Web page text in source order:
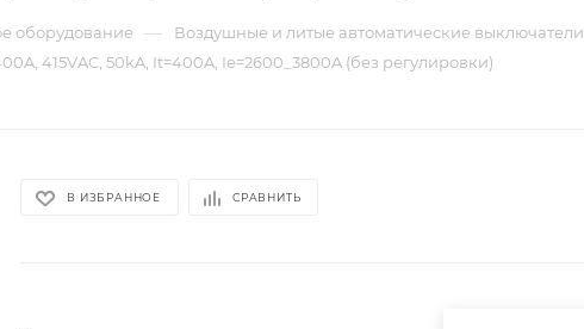
оборудование — Воздушные и литые автоматические выключатели
415VAC, 50kA, It=400A, Ie=2600_3800A (без регулировки)
В ИЗБРАННОЕ СРАВНИТЬ